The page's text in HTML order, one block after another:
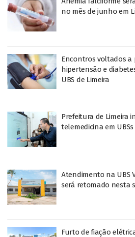
no mês de junho em
Encontros voltados a
hipertensão e
UBS de Limeira
Prefeitura de Limeira
telemedicina em
Atendimento na UBS
será retomado nesta
Furto de fiação